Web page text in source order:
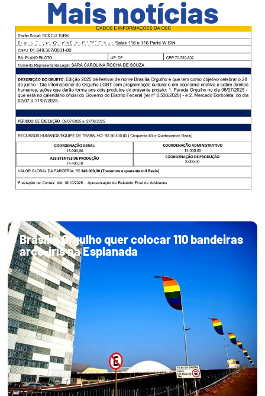
Mais notícias
Termo de fomento
Brasília Orgulho quer colocar 110 bandeiras
arco-íris na Esplanada